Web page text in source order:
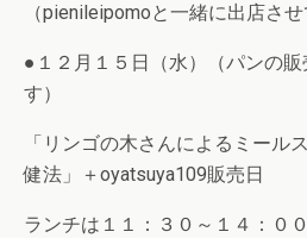
（pienileipomoと一緒に出店さ
●１２月１５日（水）（パンの販
す）
「リンゴの木さんによるミー
健法」＋oyatsuya109販売日
ランチは１１：３０～１４：０